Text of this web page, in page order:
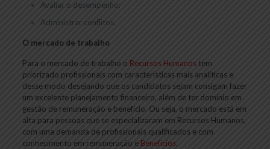
Avaliar o desempenho;
Administrar conflitos.
O mercado de trabalho
Para o mercado de trabalho o Recursos Humanos tem
priorizado profissionais com características mais analíticas e
desse modo desejando que os candidatos sejam consigam fazer
um excelente planejamento financeiro, além de ter domínio em
gestão de remuneração e benefício. Ou seja, o mercado está em
alta para pessoas que se especializaram em Recursos Humanos,
com uma demanda de profissionais qualificados e com
conhecimento em remuneração eBenefícios.